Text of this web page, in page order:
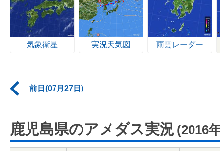
気象衛星 実況天気図 雨雲レーダー
前日(07月27日)
鹿児島県のアメダス実況 (2016